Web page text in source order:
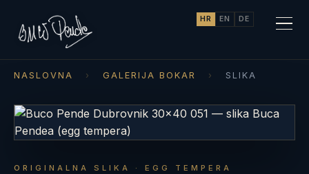
HR EN DE
NASLOVNA › GALERIJA BOKAR › SLIKA
ORIGINALNA SLIKA · EGG TEMPERA